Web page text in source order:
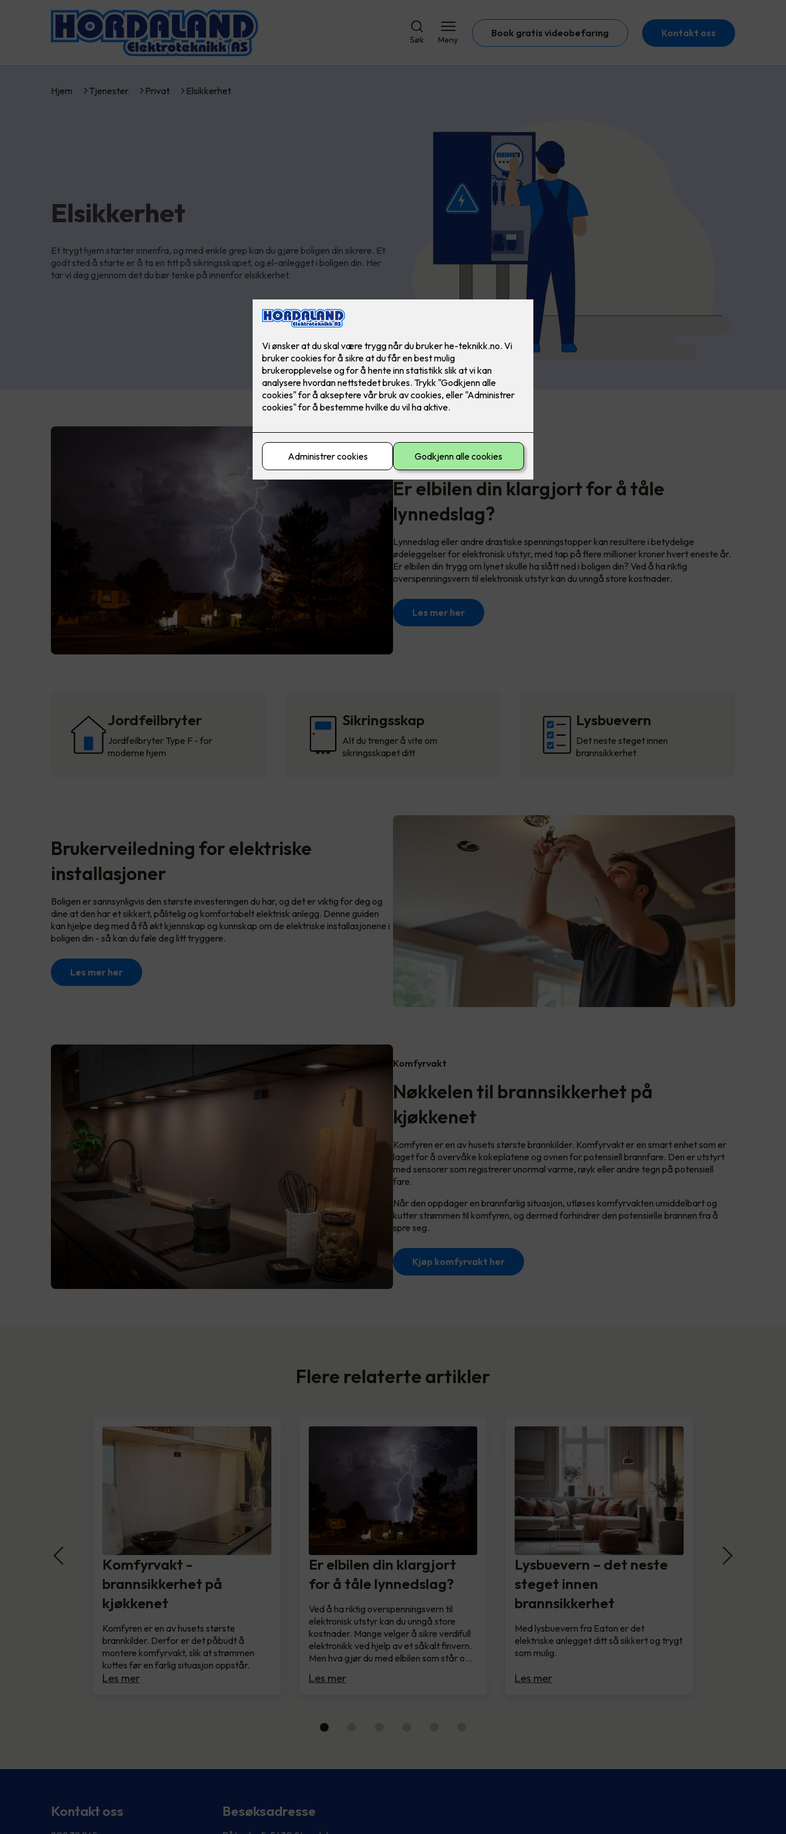
Søk Meny
Book gratis videobefaring Kontakt oss
Hjem Tjenester Privat Elsikkerhet
Elsikkerhet
Et trygt hjem starter innenfra, og med enkle grep kan du gjøre boligen din sikrere. Et
godt sted å starte er å ta en titt på sikringsskapet, og el-anlegget i boligen din. Her
tar vi deg gjennom det du bør tenke på innenfor elsikkerhet.
Velg riktig overspenningsvern
Er elbilen din klargjort for å tåle
lynnedslag?
Lynnedslag eller andre drastiske spenningstopper kan resultere i betydelige
ødeleggelser for elektronisk utstyr, med tap på flere millioner kroner hvert eneste år.
Er elbilen din trygg om lynet skulle ha slått ned i boligen din? Ved å ha riktig
overspenningsvern til elektronisk utstyr kan du unngå store kostnader.
Les mer her
Jordfeilbryter
Jordfeilbryter Type F - for
moderne hjem
Sikringsskap
Alt du trenger å vite om
sikringsskapet ditt
Lysbuevern
Det neste steget innen
brannsikkerhet
Brukerveiledning for elektriske
installasjoner
Boligen er sannsynligvis den største investeringen du har, og det er viktig for deg og
dine at den har et sikkert, pålitelig og komfortabelt elektrisk anlegg. Denne guiden
kan hjelpe deg med å få økt kjennskap og kunnskap om de elektriske installasjonene i
boligen din - så kan du føle deg litt tryggere.
Les mer her
Komfyrvakt
Nøkkelen til brannsikkerhet på
kjøkkenet
Komfyren er en av husets største brannkilder. Komfyrvakt er en smart enhet som er
laget for å overvåke kokeplatene og ovnen for potensiell brannfare. Den er utstyrt
med sensorer som registrerer unormal varme, røyk eller andre tegn på potensiell
fare.
Når den oppdager en brannfarlig situasjon, utløses komfyrvakten umiddelbart og
kutter strømmen til komfyren, og dermed forhindrer den potensielle brannen fra å
spre seg.
Kjøp komfyrvakt her
Flere relaterte artikler
Komfyrvakt -
brannsikkerhet på
kjøkkenet
Komfyren er en av husets største
brannkilder. Derfor er det påbudt å
montere komfyrvakt, slik at strømmen
kuttes før en farlig situasjon oppstår.
Les mer
Er elbilen din klargjort
for å tåle lynnedslag?
Ved å ha riktig overspenningsvern til
elektronisk utstyr kan du unngå store
kostnader. Mange velger å sikre verdifull
elektronikk ved hjelp av et såkalt finvern.
Men hva gjør du med elbilen som står o…
Les mer
Lysbuevern – det neste
steget innen
brannsikkerhet
Med lysbuevern fra Eaton er det
elektriske anlegget ditt så sikkert og trygt
som mulig.
Les mer
Kontakt oss Besøksadresse